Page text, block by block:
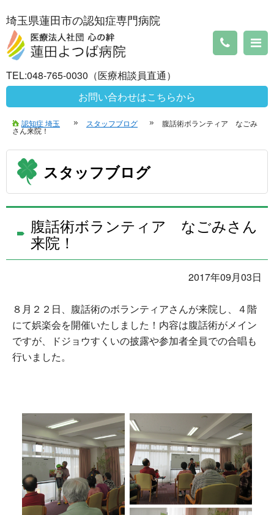
埼玉県蓮田市の認知症専門病院
TEL:048-765-0030（医療相談員直通）
お問い合わせはこちらから
認知症 埼玉 スタッフブログ 腹話術ボランティア なごみ
さん来院！
スタッフブログ
腹話術ボランティア なごみさん
来院！
2017年09月03日
８月２２日、腹話術のボランティアさんが来院し、４階
にて娯楽会を開催いたしました！内容は腹話術がメイン
ですが、ドジョウすくいの披露や参加者全員での合唱も
行いました。